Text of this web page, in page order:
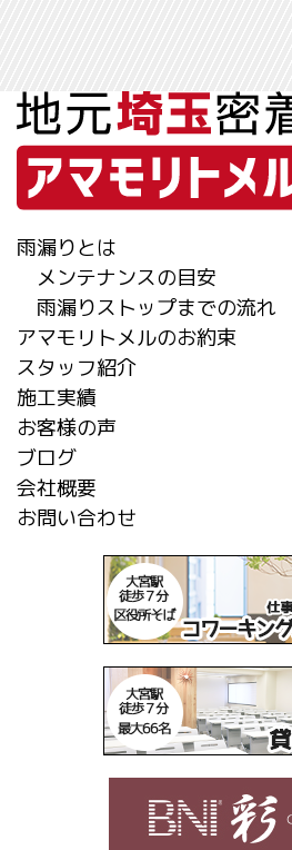
雨漏りとは
メンテナンスの目安
雨漏りストップまでの流れ
アマモリトメルのお約束
スタッフ紹介
施工実績
お客様の声
ブログ
会社概要
お問い合わせ